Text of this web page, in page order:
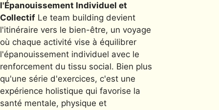
l'Épanouissement Individuel et
Collectif Le team building devient
l'itinéraire vers le bien-être, un voyage
où chaque activité vise à équilibrer
l'épanouissement individuel avec le
renforcement du tissu social. Bien plus
qu'une série d'exercices, c'est une
expérience holistique qui favorise la
santé mentale, physique et